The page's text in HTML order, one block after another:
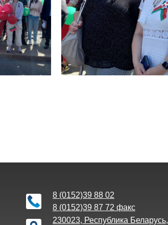
230023, Республика Беларусь,
8 (0152)39 88 02
8 (0152)39 87 72 факс